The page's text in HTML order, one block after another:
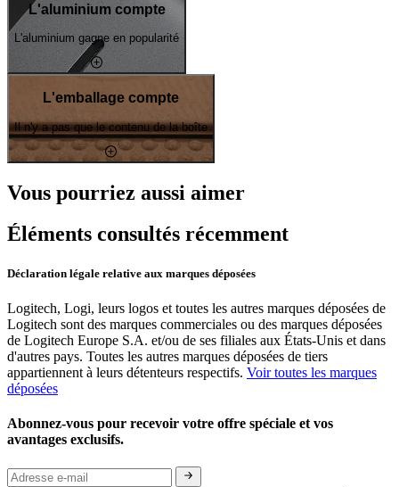
L'aluminium compte
L'aluminium gagne en popularité
L'emballage compte
Il n'y a pas que le contenu de la boîte
Vous pourriez aussi aimer
Éléments consultés récemment
Déclaration légale relative aux marques déposées
Logitech, Logi, leurs logos et toutes les autres marques déposées de
Logitech sont des marques commerciales ou des marques déposées
de Logitech Europe S.A. et/ou de ses filiales aux États-Unis et dans
d'autres pays. Toutes les autres marques déposées de tiers
appartiennent à leurs détenteurs respectifs. Voir toutes les marques
déposées
Abonnez-vous pour recevoir votre offre spéciale et vos
avantages exclusifs.